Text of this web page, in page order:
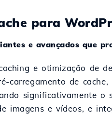
para
e avançados que
e otimização de
carregamento de
significativamente o
imagens e vídeos, e